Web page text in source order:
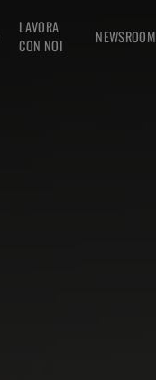
LAVORA
CON NOI
NEWSROOM